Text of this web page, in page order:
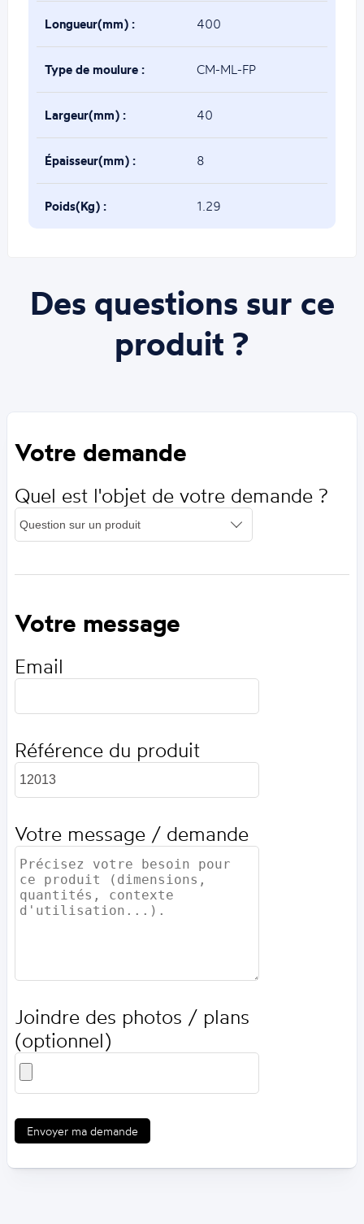
Longueur(mm) : 400
Type de moulure : CM-ML-FP
Largeur(mm) : 40
Épaisseur(mm) : 8
Poids(Kg) : 1.29
Des questions sur ce
produit ?
Votre demande
Quel est l'objet de votre demande ?
Votre message
Email
Référence du produit
Votre message / demande
Joindre des photos / plans
(optionnel)
Envoyer ma demande